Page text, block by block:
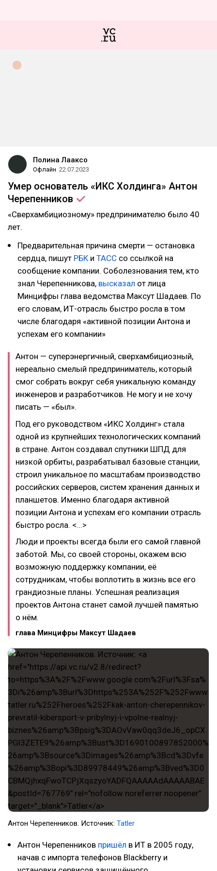
Полина Лааксо
Офлайн 22.07.2023
Умер основатель «ИКС Холдинга» Антон
Черепенников
«Сверхамбициозному» предпринимателю было 40
лет.
Предварительная причина смерти — остановка
сердца, пишут РБК и ТАСС со ссылкой на
сообщение компании. Соболезнования тем, кто
знал Черепенникова, высказал от лица
Минцифры глава ведомства Максут Шадаев. По
его словам, ИТ-отрасль быстро росла в том
числе благодаря «активной позиции Антона и
успехам его компании»
Антон — суперэнергичный, сверхамбициозный,
нереально смелый предприниматель, который
смог собрать вокруг себя уникальную команду
инженеров и разработчиков. Не могу и не хочу
писать — «был».
Под его руководством «ИКС Холдинг» стала
одной из крупнейших технологических компаний
в стране. Антон создавал спутники ШПД для
низкой орбиты, разрабатывал базовые станции,
строил уникальное по масштабам производство
российских серверов, систем хранения данных и
планшетов. Именно благодаря активной
позиции Антона и успехам его компании отрасль
быстро росла. <...>
Люди и проекты всегда были его самой главной
заботой. Мы, со своей стороны, окажем всю
возможную поддержку компании, её
сотрудникам, чтобы воплотить в жизнь все его
грандиозные планы. Успешная реализация
проектов Антона станет самой лучшей памятью
о нём.
глава Минцифры Максут Шадаев
Антон Черепенников. Источник: Tatler
Антон Черепенников пришёл в ИТ в 2005 году,
начав с импорта телефонов Blackberry и